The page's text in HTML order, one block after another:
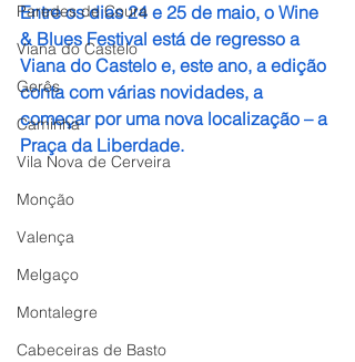
Paredes de Coura
Viana do Castelo
Gerês
Caminha
Vila Nova de Cerveira
Monção
Valença
Melgaço
Montalegre
Cabeceiras de Basto
Entre os dias 24 e 25 de maio, o Wine
& Blues Festival está de regresso a
Viana do Castelo e, este ano, a edição
conta com várias novidades, a
começar por uma nova localização – a
Praça da Liberdade.